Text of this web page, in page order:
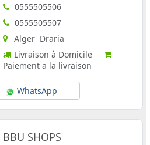
0555505506
0555505507
Alger Draria
Livraison à Domicile
Paiement a la livraison
WhatsApp
BBU SHOPS